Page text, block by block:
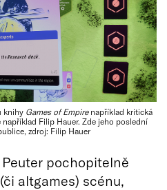
knihy Games of Empirenapříklad kritická
Filip Hauer. Zde jeho poslední
zdroj: Filip Hauer
pochopitelně
altgames) scénu,